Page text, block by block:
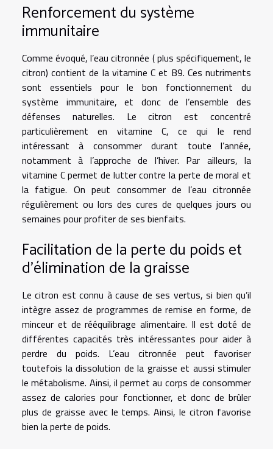
Renforcement du système
immunitaire
Comme évoqué, l’eau citronnée ( plus spécifiquement, le
citron) contient de la vitamine C et B9. Ces nutriments
sont essentiels pour le bon fonctionnement du
système immunitaire, et donc de l’ensemble des
défenses naturelles. Le citron est concentré
particulièrement en vitamine C, ce qui le rend
intéressant à consommer durant toute l’année,
notamment à l’approche de l’hiver. Par ailleurs, la
vitamine C permet de lutter contre la perte de moral et
la fatigue. On peut consommer de l’eau citronnée
régulièrement ou lors des cures de quelques jours ou
semaines pour profiter de ses bienfaits.
Facilitation de la perte du poids et
d'élimination de la graisse
Le citron est connu à cause de ses vertus, si bien qu’il
intègre assez de programmes de remise en forme, de
minceur et de rééquilibrage alimentaire. Il est doté de
différentes capacités très intéressantes pour aider à
perdre du poids. L’eau citronnée peut favoriser
toutefois la dissolution de la graisse et aussi stimuler
le métabolisme. Ainsi, il permet au corps de consommer
assez de calories pour fonctionner, et donc de brûler
plus de graisse avec le temps. Ainsi, le citron favorise
bien la perte de poids.